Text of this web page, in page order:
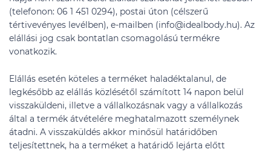
(telefonon: 06 1 451 0294), postai úton (célszerű
tértivevényes levélben), e-mailben (info@idealbody.hu). Az
elállási jog csak bontatlan csomagolású termékre
vonatkozik.
Elállás esetén köteles a terméket haladéktalanul, de
legkésőbb az elállás közlésétől számított 14 napon belül
visszaküldeni, illetve a vállalkozásnak vagy a vállalkozás
által a termék átvételére meghatalmazott személynek
átadni. A visszaküldés akkor minősül határidőben
teljesítettnek, ha a terméket a határidő lejárta előtt